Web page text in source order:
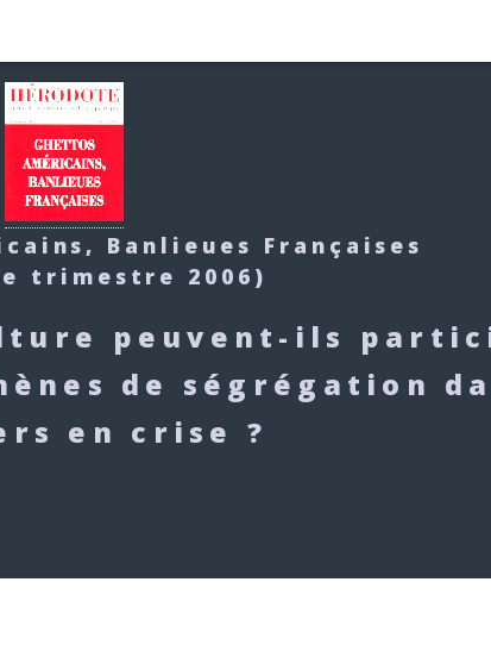
Banlieues Françaises
trimestre 2006)
peuvent-ils
de ségrégation
en crise ?